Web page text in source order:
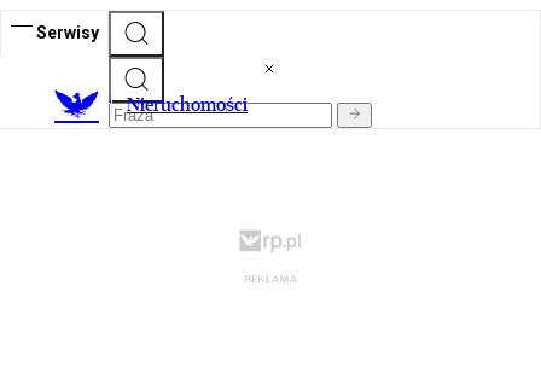
Serwisy
Nieruchomości